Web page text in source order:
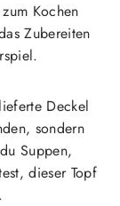
Kochen
Zubereiten
Deckel
sondern
Suppen,
dieser Topf